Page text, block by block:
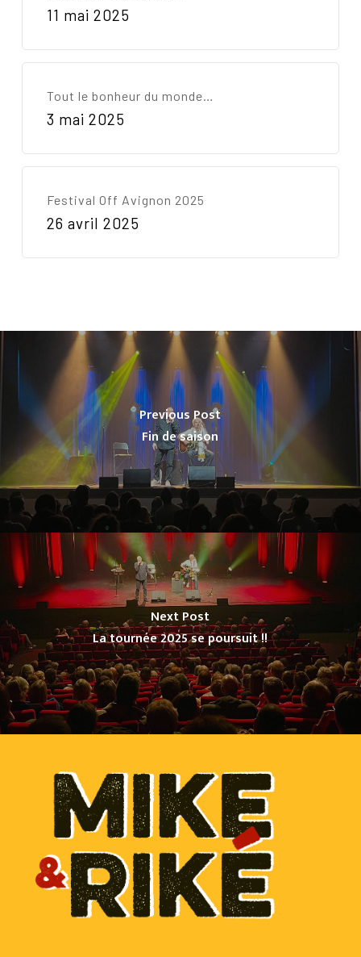
11 mai 2025
Tout le bonheur du monde…
3 mai 2025
Festival Off Avignon 2025
26 avril 2025
Previous Post
Fin de saison
Next Post
La tournée 2025 se poursuit !!